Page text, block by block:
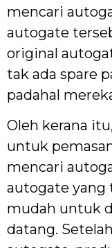
mencari
autogate
original
tak ada spare
padahal
Oleh kerana
untuk
mencari
autogate yang
mudah untuk
datang.